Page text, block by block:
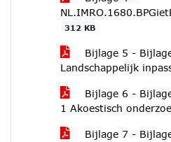
312 KB
Bijlage 5 -
Landschappelijk
Bijlage 6 -
1 Akoestisch
Bijlage 7 -